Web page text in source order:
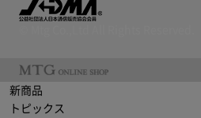
新商品
トピックス